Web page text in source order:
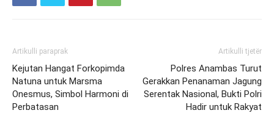
Artikulli paraprak
Kejutan Hangat Forkopimda
Natuna untuk Marsma
Onesmus, Simbol Harmoni di
Perbatasan
Artikulli tjetër
Polres Anambas Turut
Gerakkan Penanaman Jagung
Serentak Nasional, Bukti Polri
Hadir untuk Rakyat